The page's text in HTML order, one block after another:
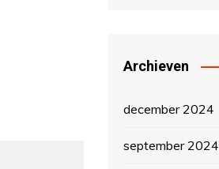
Archieven
december 2024
september 2024